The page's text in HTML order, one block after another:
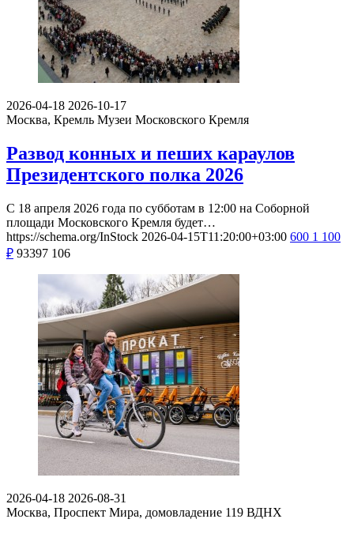
2026-04-18 2026-10-17
Москва, Кремль Музеи Московского Кремля
Развод конных и пеших караулов
Президентского полка 2026
С 18 апреля 2026 года по субботам в 12:00 на Соборной
площади Московского Кремля будет…
https://schema.org/InStock 2026-04-15T11:20:00+03:00 600 1 100
₽ 93397 106
2026-04-18 2026-08-31
Москва, Проспект Мира, домовладение 119 ВДНХ